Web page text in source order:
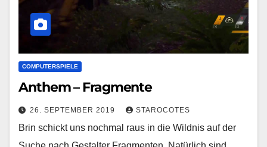
COMPUTERSPIELE
Anthem – Fragmente
26. SEPTEMBER 2019 STAROCOTES
Brin schickt uns nochmal raus in die Wildnis auf der